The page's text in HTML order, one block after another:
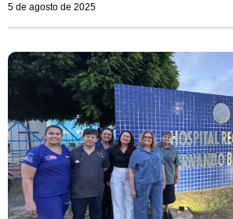
5 de agosto de 2025